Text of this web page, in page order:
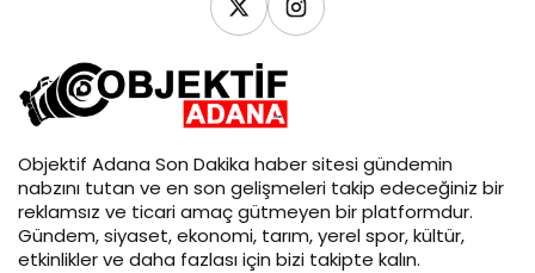
Objektif Adana Son Dakika haber sitesi gündemin
nabzını tutan ve en son gelişmeleri takip edeceğiniz bir
reklamsız ve ticari amaç gütmeyen bir platformdur.
Gündem, siyaset, ekonomi, tarım, yerel spor, kültür,
etkinlikler ve daha fazlası için bizi takipte kalın.